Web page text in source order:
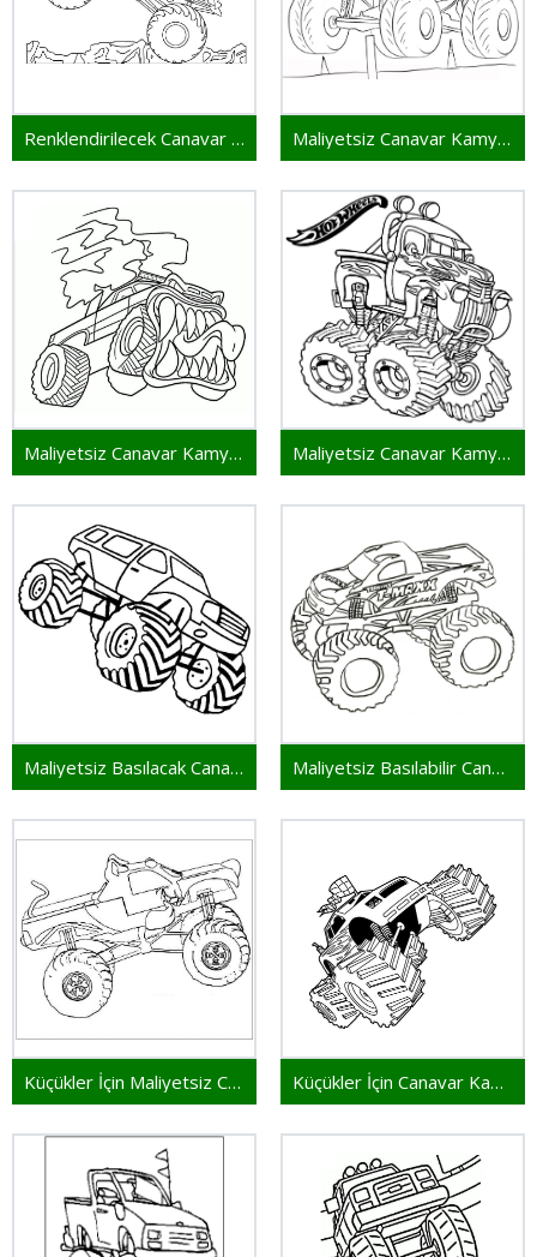
Renklendirilecek Canavar Kamyon Maliyetsiz Canavar Kamyon
Maliyetsiz Canavar Kamyon Resmi Maliyetsiz Canavar Kamyon Basılabilir
Maliyetsiz Basılacak Canavar Kamyon Maliyetsiz Basılabilir Canavar Kamyon
Küçükler İçin Maliyetsiz Canavar Kamyon Küçükler İçin Canavar Kamyon